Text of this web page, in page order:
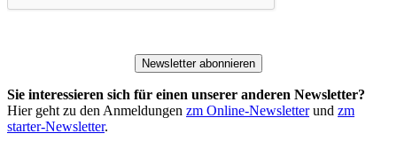
Newsletter abonnieren
Sie interessieren sich für einen unserer anderen Newsletter?
Hier geht zu den Anmeldungen zm Online-Newsletterund zm
starter-Newsletter.